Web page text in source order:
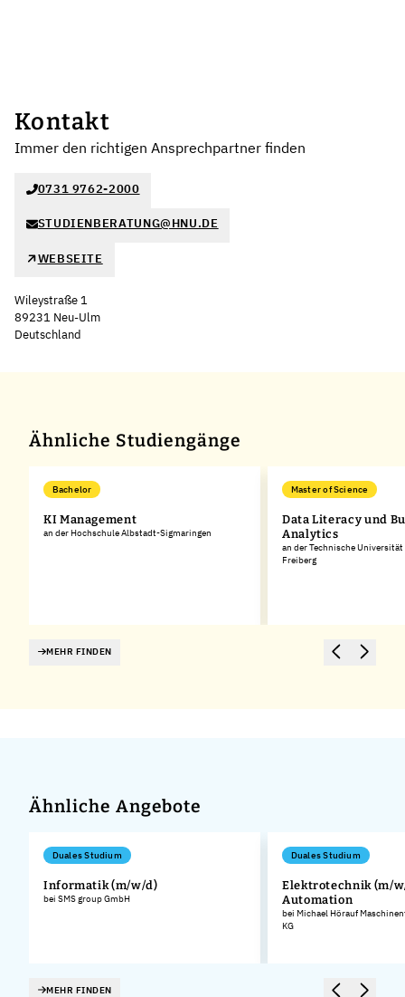
Kontakt
Immer den richtigen Ansprechpartner finden
0731 9762-2000
STUDIENBERATUNG@HNU.DE
WEBSEITE
Wileystraße 1
89231 Neu-Ulm
Deutschland
Ähnliche Studiengänge
Bachelor
KI Management
an der Hochschule Albstadt-Sigmaringen
Master of Science
Data Literacy und
Analytics
an der Technische Universität
Freiberg
MEHR FINDEN
Ähnliche Angebote
Duales Studium
Informatik (m/w/d)
bei SMS group GmbH
Duales Studium
Elektrotechnik (m/
Automation
bei Michael Hörauf
KG
MEHR FINDEN